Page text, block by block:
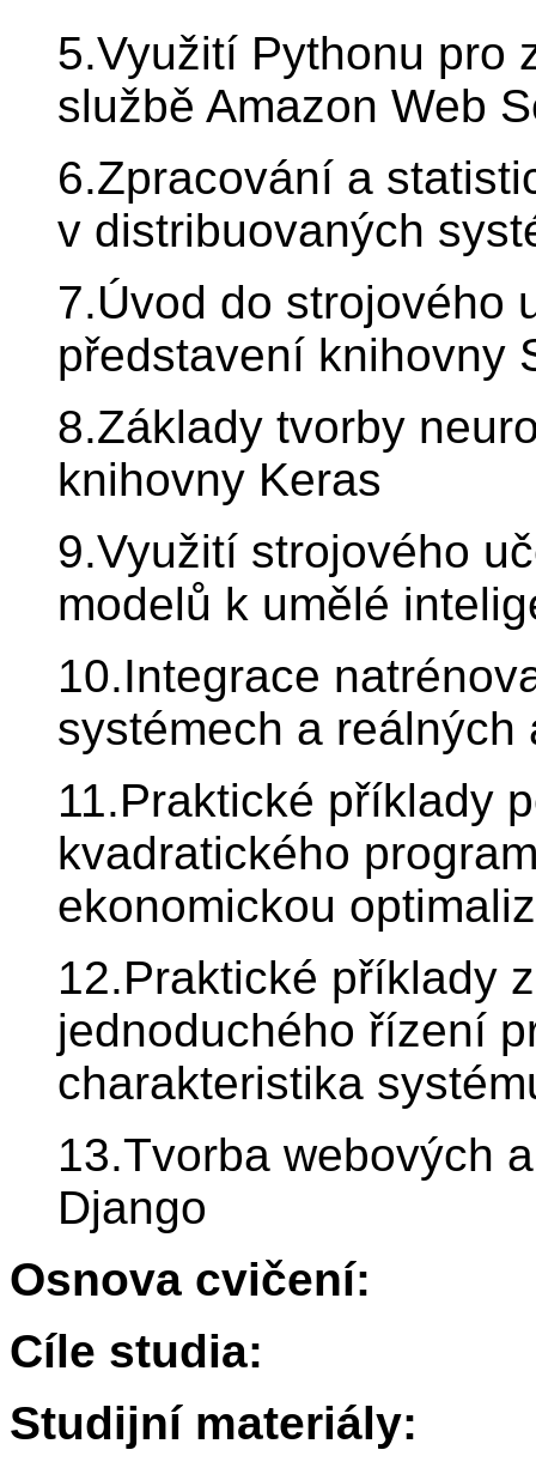
5.Využití Pythonu pro
službě Amazon Web
6.Zpracování a
v distribuovaných
7.Úvod do strojového
představení knihovny
8.Základy tvorby
knihovny Keras
9.Využití strojového
modelů k umělé
10.Integrace
systémech a reálných
11.Praktické příklady
kvadratického
ekonomickou
12.Praktické příklady
jednoduchého řízení
charakteristika
13.Tvorba webových
Django
Osnova cvičení:
Cíle studia:
Studijní materiály: